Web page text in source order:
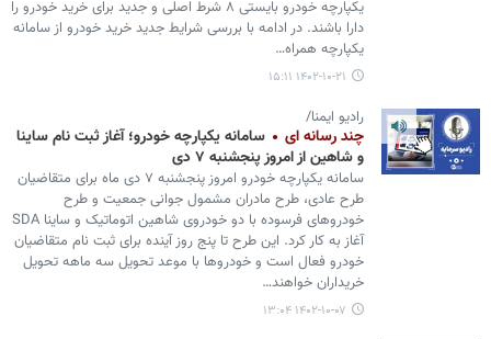
یکپارچه خودرو بایستی ۸ شرط اصلی و جدید برای خرید خودرو را
دارا باشند. در ادامه با بررسی شرایط جدید خرید خودرو از سامانه
یکپارچه همراه…
۱۴۰۲-۱۰-۲۱ ۱۵:۱۱
رادیو ایمنا/
چند رسانه ای
سامانه یکپارچه خودرو؛ آغاز ثبت نام ساینا
و شاهین از امروز پنجشنبه ۷ دی
سامانه یکپارچه خودرو امروز پنجشنبه ۷ دی ماه برای متقاضیان
طرح عادی، طرح مادران مشمول جوانی جمعیت و طرح
خودروهای فرسوده با دو خودروی شاهین اتوماتیک و ساینا SDA
آغاز به کار کرد. این طرح تا پنج روز آینده برای ثبت نام متقاضیان
خودرو فعال است و خودروها با موعد تحویل سه ماهه تحویل
خریداران خواهند…
۱۴۰۲-۱۰-۰۷ ۱۳:۰۴